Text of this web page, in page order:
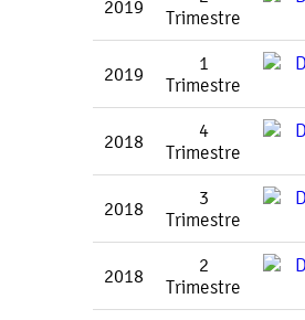
2019
Trimestre
2019
1
Trimestre
2018
4
Trimestre
2018
3
Trimestre
2018
2
Trimestre